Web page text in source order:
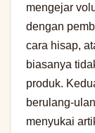
mengejar
dengan
cara hisap,
biasanya
produk.
berulang-
menyukai